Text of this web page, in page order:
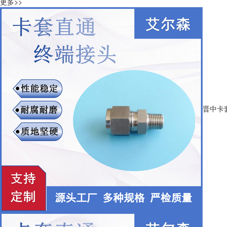
晋中卡